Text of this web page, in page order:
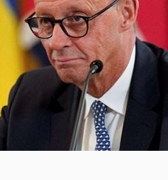
إذا تعرضت لهجمات أمريكية
يسعون لشراكة عسكرية مع
محملتين بشحنات عسكرية
بفحص حسام أبو صفية
خامنئي "صعب للغاية" حاليا